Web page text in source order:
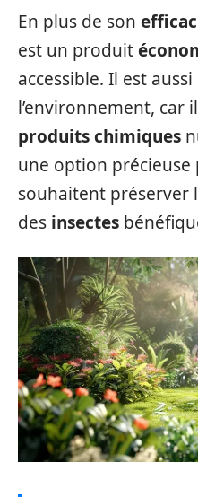
En plus de son
est un produit
accessible. Il est
l’environnement, car
produits chimiques
une option précieuse
souhaitent préserver
des insectes